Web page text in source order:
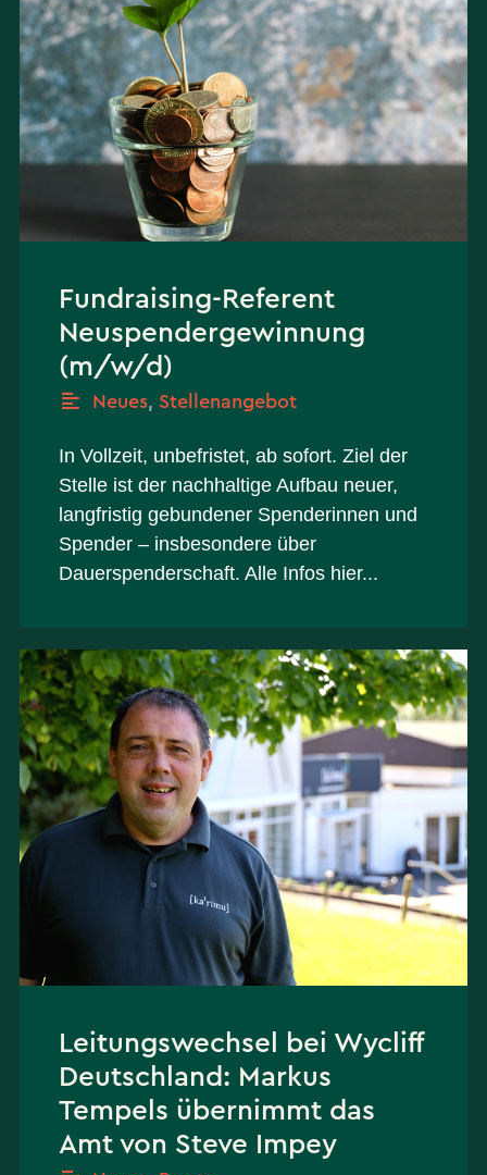
Fundraising-Referent
Neuspendergewinnung
(m/w/d)
Neues, Stellenangebot
In Vollzeit, unbefristet, ab sofort. Ziel der
Stelle ist der nachhaltige Aufbau neuer,
langfristig gebundener Spenderinnen und
Spender – insbesondere über
Dauerspenderschaft. Alle Infos hier...
Leitungswechsel bei Wycliff
Deutschland: Markus
Tempels übernimmt das
Amt von Steve Impey